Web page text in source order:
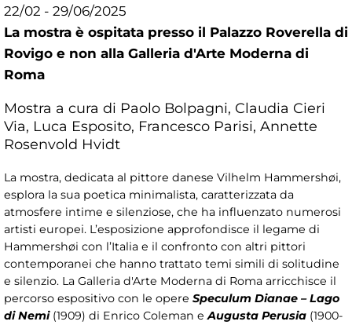
22/02 - 29/06/2025
La mostra è ospitata presso il Palazzo Roverella di
Rovigo e non alla Galleria d'Arte Moderna di
Roma
Mostra a cura di Paolo Bolpagni, Claudia Cieri
Via, Luca Esposito, Francesco Parisi, Annette
Rosenvold Hvidt
La mostra, dedicata al pittore danese Vilhelm Hammershøi,
esplora la sua poetica minimalista, caratterizzata da
atmosfere intime e silenziose, che ha influenzato numerosi
artisti europei. L’esposizione approfondisce il legame di
Hammershøi con l’Italia e il confronto con altri pittori
contemporanei che hanno trattato temi simili di solitudine
e silenzio. La Galleria d'Arte Moderna di Roma arricchisce il
percorso espositivo con le opere Speculum Dianae – Lago
di Nemi(1909) di Enrico Coleman eAugusta Perusia (1900-